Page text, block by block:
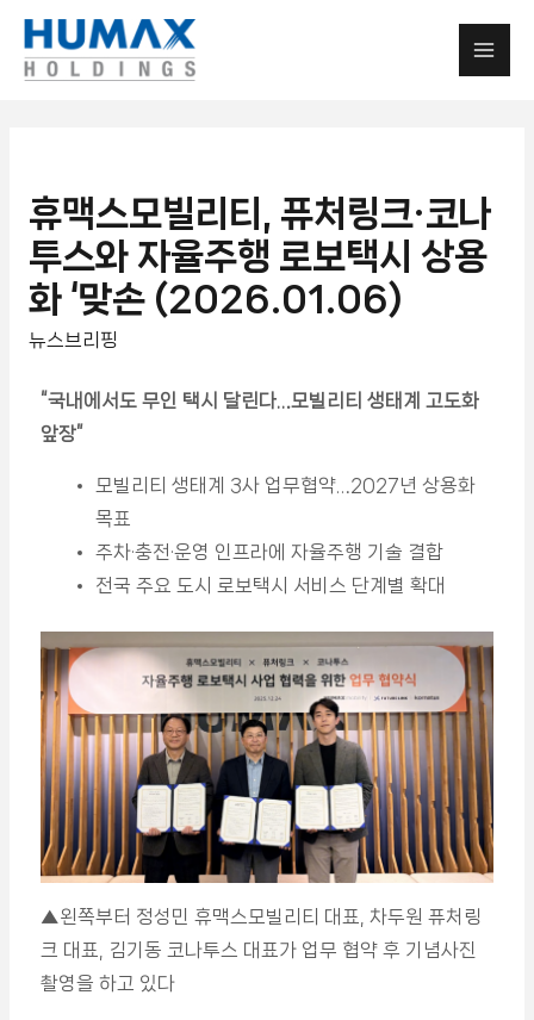
휴맥스모빌리티, 퓨처링크·코나
투스와 자율주행 로보택시 상용
화 ‘맞손 (2026.01.06)
뉴스브리핑
“국내에서도 무인 택시 달린다…모빌리티 생태계 고도화
앞장”
모빌리티 생태계 3사 업무협약…2027년 상용화
목표
주차·충전·운영 인프라에 자율주행 기술 결합
전국 주요 도시 로보택시 서비스 단계별 확대
▲왼쪽부터 정성민 휴맥스모빌리티 대표, 차두원 퓨처링
크 대표, 김기동 코나투스 대표가 업무 협약 후 기념사진
촬영을 하고 있다